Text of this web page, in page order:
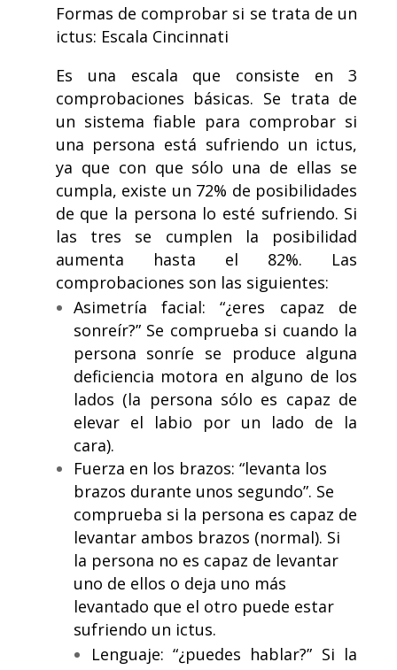
Formas de comprobar si se trata de un
ictus: Escala Cincinnati
Es una escala que consiste en 3
comprobaciones básicas. Se trata de
un sistema fiable para comprobar si
una persona está sufriendo un ictus,
ya que con que sólo una de ellas se
cumpla, existe un 72% de posibilidades
de que la persona lo esté sufriendo. Si
las tres se cumplen la posibilidad
aumenta hasta el 82%. Las
comprobaciones son las siguientes:
Asimetría facial: “¿eres capaz de
sonreír?” Se comprueba si cuando la
persona sonríe se produce alguna
deficiencia motora en alguno de los
lados (la persona sólo es capaz de
elevar el labio por un lado de la
cara).
Fuerza en los brazos: “levanta los
brazos durante unos segundo”. Se
comprueba si la persona es capaz de
levantar ambos brazos (normal). Si
la persona no es capaz de levantar
uno de ellos o deja uno más
levantado que el otro puede estar
sufriendo un ictus.
Lenguaje: “¿puedes hablar?” Si la